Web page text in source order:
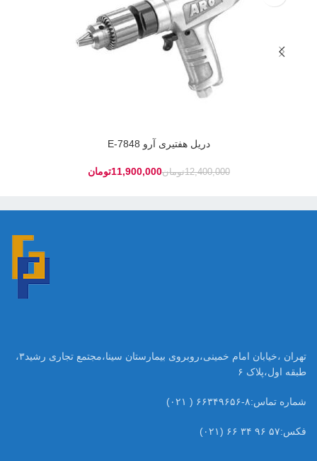
دریل هفتیری آرو 7848-E
12,400,000تومان11,900,000تومان
تهران ،خیابان امام خمینی،روبروی بیمارستان سینا،مجتمع تجاری رشید۳،
طبقه اول،پلاک ۶
شماره تماس:۸-۶۶۳۴۹۶۵۶ ( ۰۲۱)
فکس:۵۷ ۹۶ ۳۴ ۶۶ (۰۲۱)